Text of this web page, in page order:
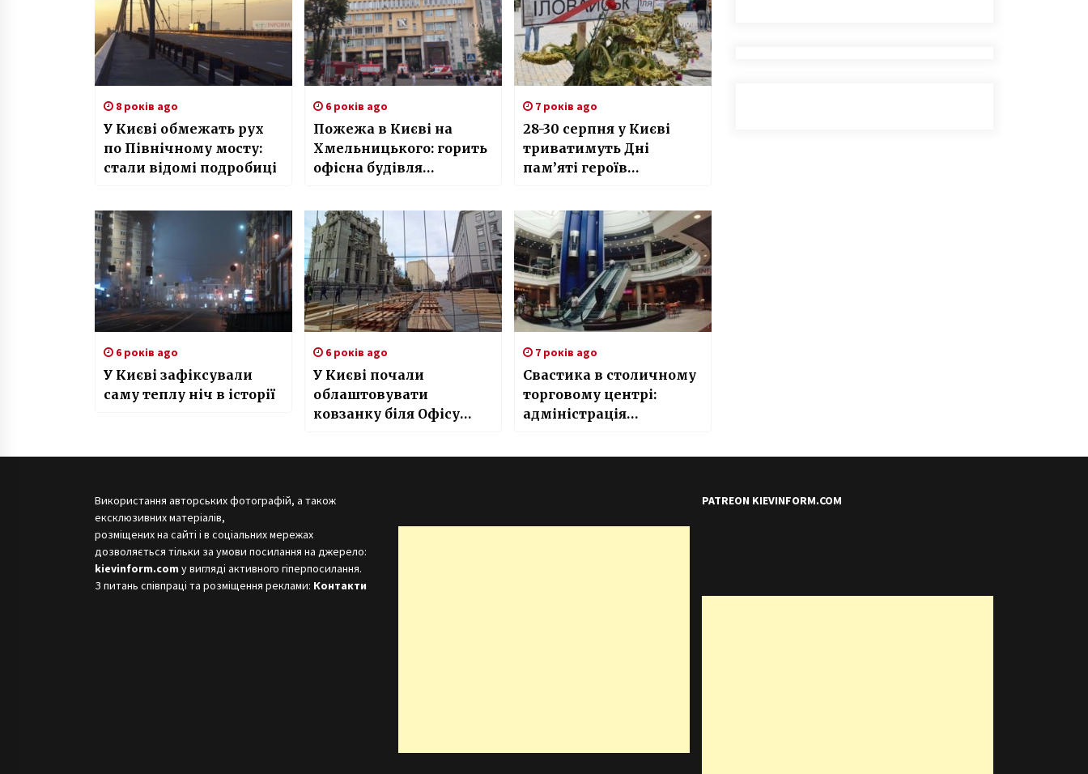
8 років ago
У Києві обмежать рух
по Північному мосту:
стали відомі подробиці
6 років ago
Пожежа в Києві на
Хмельницького: горить
офісна будівля
7 років ago
28-30 серпня у Києві
триватимуть Дні
пам’яті героїв
6 років ago
У Києві зафіксували
саму теплу ніч в історії
6 років ago
У Києві почали
облаштовувати
ковзанку біля Офісу
7 років ago
Свастика в столичному
торговому центрі:
адміністрація
з’явилося зображення
Використання авторських фотографій, а також
ексклюзивних матеріалів,
розміщених на сайті і в соціальних мережах
дозволяється тільки за умови посилання на джерело:
kievinform.com у вигляді активного гіперпосилання.
З питань співпраці та розміщення реклами: Контакти
PATREON KIEVINFORM.COM